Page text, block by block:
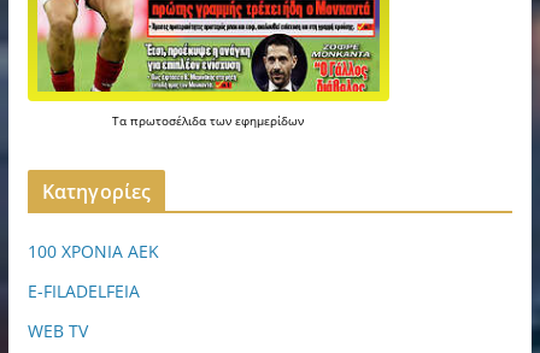
Ταπρωτοσέλιδατωνεφημερίδων
Kατηγορίες
100 ΧΡΟΝΙΑ ΑΕΚ
E-FILADELFEIA
WEB TV